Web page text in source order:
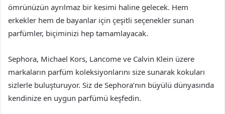
ömrünüzün ayrılmaz bir kesimi haline gelecek. Hem
erkekler hem de bayanlar için çeşitli seçenekler sunan
parfümler, biçiminizi hep tamamlayacak.
Sephora, Michael Kors, Lancome ve Calvin Klein üzere
markaların parfüm koleksiyonlarını size sunarak kokuları
sizlerle buluşturuyor. Siz de Sephora’nın büyülü dünyasında
kendinize en uygun parfümü keşfedin.